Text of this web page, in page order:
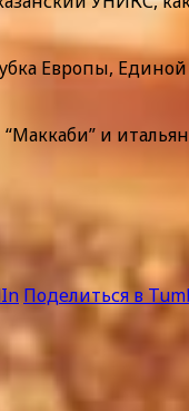
Европы,
и
Поделиться в